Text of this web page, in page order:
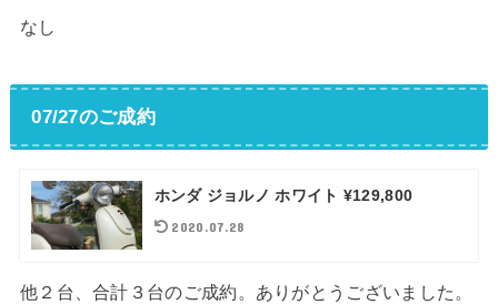
なし
07/27のご成約
ホンダ ジョルノ ホワイト ¥129,800
2020.07.28
他２台、合計３台のご成約。ありがとうございました。